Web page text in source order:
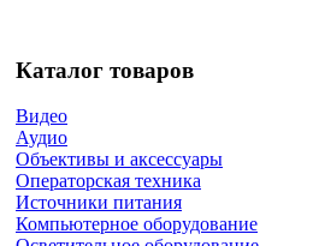
Каталог товаров
Видео
Аудио
Объективы и аксессуары
Операторская техника
Источники питания
Компьютерное оборудование